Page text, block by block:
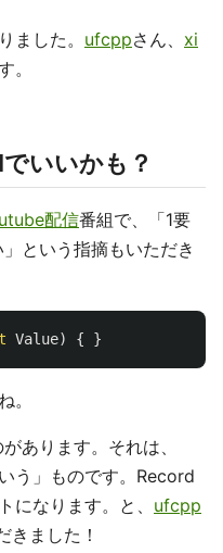
ました。 ufcppさん、 xi
。
いいかも？
配信番組で、「1要
という指摘もいただき
Value) { }
。
あります。それは、
う」ものです。Record
になります。と、 ufcpp
きました！